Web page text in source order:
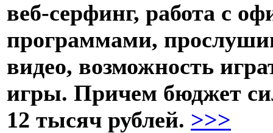
веб-серфинг, работа с
программами,
видео, возможность
игры. Причем бюджет
12 тысяч рублей. >>>